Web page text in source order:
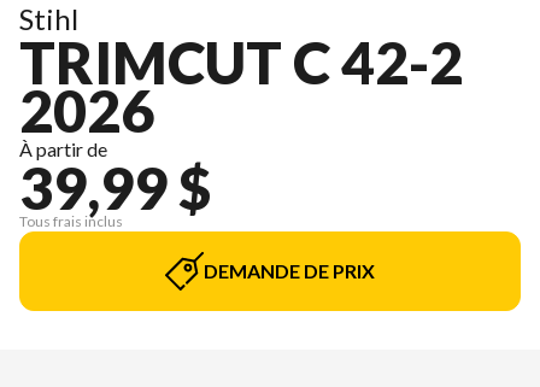
Stihl
TRIMCUT C 42-2
2026
À partir de
39,99 $
Tous frais inclus
DEMANDE DE PRIX